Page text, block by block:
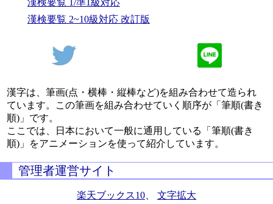
漢検要覧 1/準1級対応
漢検要覧 2~10級対応 改訂版
漢字は、筆画(点・横棒・縦棒など)を組み合わせて造られ
ています。この筆画を組み合わせていく順序が「筆順(書き
順)」です。
ここでは、日本において一般に通用している「筆順(書き
順)」をアニメーションを使って紹介しています。
管理者運営サイト
楽天ブックス10 文字拡大